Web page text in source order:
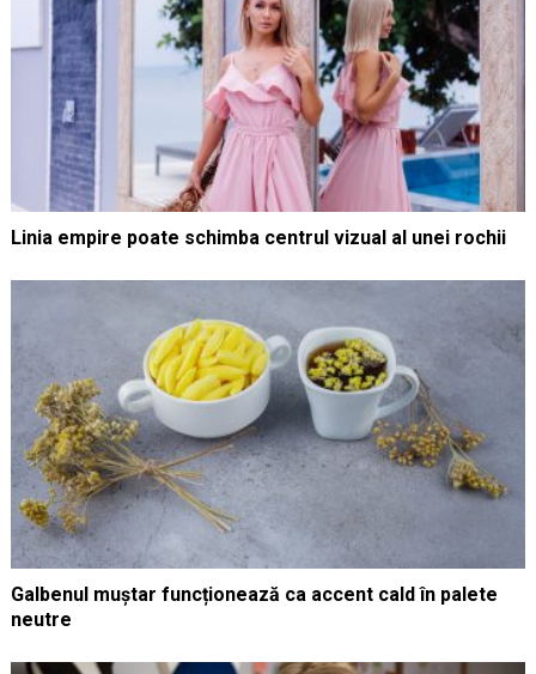
Linia empire poate schimba centrul vizual al unei rochii
Galbenul muștar funcționează ca accent cald în palete
neutre